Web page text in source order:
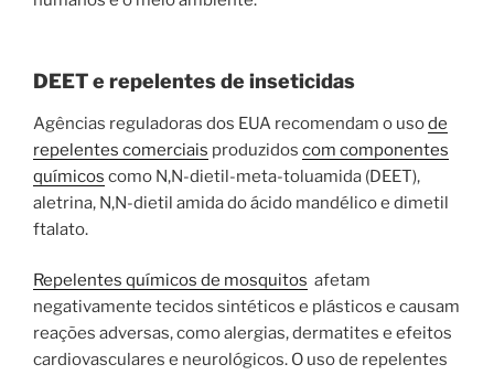
DEET e repelentes de inseticidas
Agências reguladoras dos EUA recomendam o usode
repelentes comerciais produzidos com componentes
químicos como N,N-dietil-meta-toluamida (DEET),
aletrina, N,N-dietil amida do ácido mandélico e dimetil
ftalato.
Repelentes químicos de mosquitos afetam
negativamente tecidos sintéticos e plásticos e causam
reações adversas, como alergias, dermatites e efeitos
cardiovasculares e neurológicos. O uso de repelentes